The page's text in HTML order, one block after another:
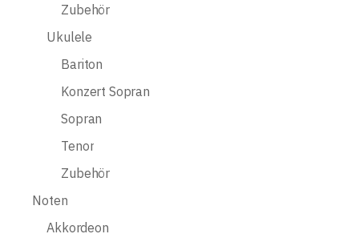
Zubehör
Ukulele
Bariton
Konzert Sopran
Sopran
Tenor
Zubehör
Noten
Akkordeon